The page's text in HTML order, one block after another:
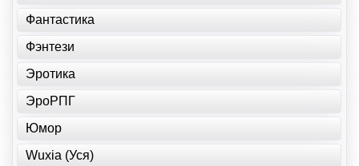
Фантастика
Фэнтези
Эротика
ЭроРПГ
Юмор
Wuxia (Уся)